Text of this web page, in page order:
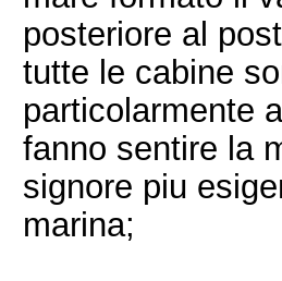
posteriore al
tutte le cabine
particolarmente
fanno sentire la
signore piu
marina;